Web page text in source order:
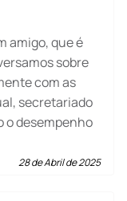
amigo, que é
sobre
com as
secretariado
o desempenho
28 de Abril de 2025